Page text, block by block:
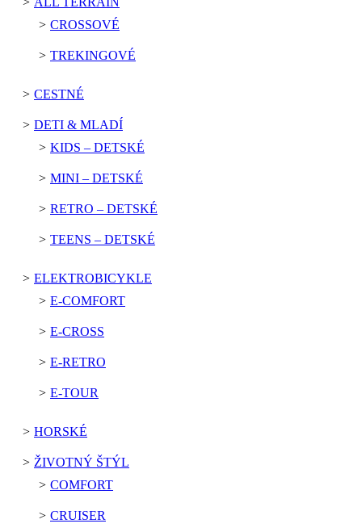
CROSSOVÉ
TREKINGOVÉ
CESTNÉ
DETI & MLADÍ
KIDS – DETSKÉ
MINI – DETSKÉ
RETRO – DETSKÉ
TEENS – DETSKÉ
ELEKTROBICYKLE
E-COMFORT
E-CROSS
E-RETRO
E-TOUR
HORSKÉ
ŽIVOTNÝ ŠTÝL
COMFORT
CRUISER